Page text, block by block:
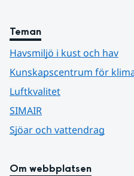
Teman
Havsmiljö i kust och hav
Kunskapscentrum för
Luftkvalitet
SIMAIR
Sjöar och vattendrag
Om webbplatsen